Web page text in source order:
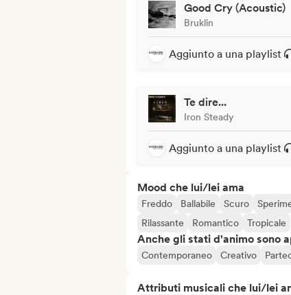
Good Cry (Acoustic)
Bruklin
Aggiunto a una playlist
Te dire...
Iron Steady
Aggiunto a una playlist
Mood che lui/lei ama
Freddo Ballabile Scuro
Rilassante
Romantico Tropicale
Anche gli stati d'animo sono
Contemporaneo Creativo
Attributi musicali che lui/lei